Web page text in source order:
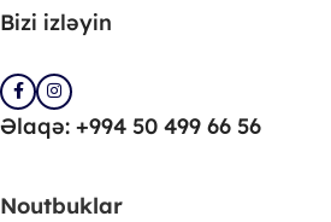
Bizi izləyin
Əlaqə: +994 50 499 66 56
Noutbuklar